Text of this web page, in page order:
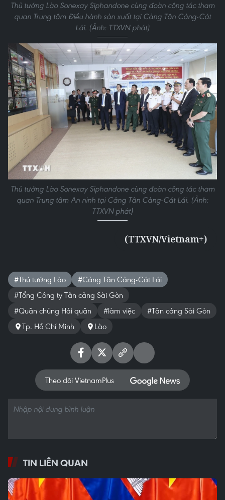
Thủ tướng Lào Sonexay Siphandone cùng đoàn công tác tham
quan Trung tâm Điều hành sản xuất tại Cảng Tân Cảng-Cát
Lái. (Ảnh: TTXVN phát)
Thủ tướng Lào Sonexay Siphandone cùng đoàn công tác tham
quan Trung tâm An ninh tại Cảng Tân Cảng-Cát Lái. (Ảnh:
TTXVN phát)
(TTXVN/Vietnam+)
#Thủ tướng Lào
#Cảng Tân Cảng-Cát Lái
#Tổng Công ty Tân cảng Sài Gòn
#Quân chủng Hải quân
#làm việc
#Tân cảng Sài Gòn
Tp. Hồ Chí Minh
Lào
Theo dõi VietnamPlus
TIN LIÊN QUAN